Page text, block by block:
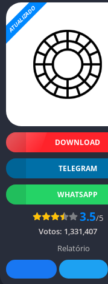
ATUALIZADO
DOWNLOAD
TELEGRAM
WHATSAPP
3.5/5
Votos: 1,331,407
Relatório